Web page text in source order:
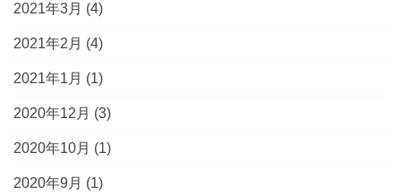
2021年3月 (4)
2021年2月 (4)
2021年1月 (1)
2020年12月 (3)
2020年10月 (1)
2020年9月 (1)